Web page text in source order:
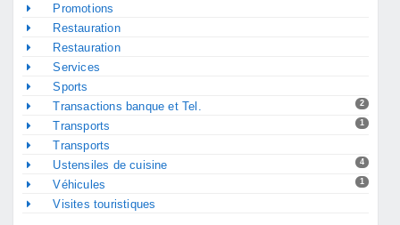
Promotions
Restauration
Restauration
Services
Sports
2
Transactions banque et Tel.
1
Transports
Transports
4
Ustensiles de cuisine
1
Véhicules
Visites touristiques